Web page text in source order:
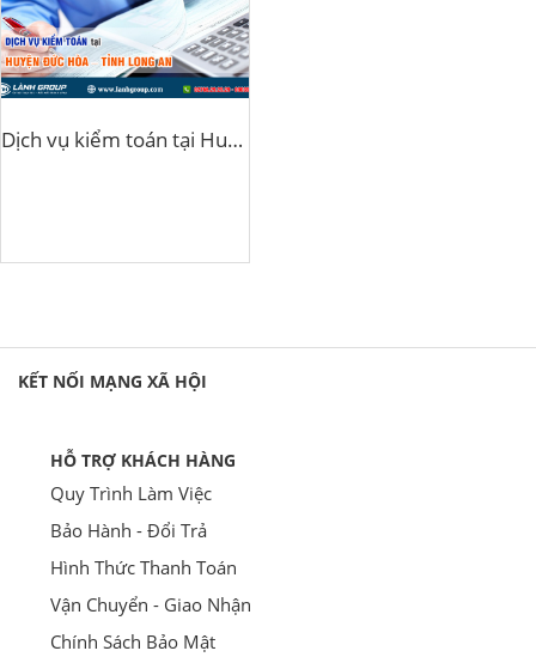
Dịch vụ kiểm toán tại Huyện Đức Hòa, Long An
KẾT NỐI MẠNG XÃ HỘI
HỖ TRỢ KHÁCH HÀNG
Quy Trình Làm Việc
Bảo Hành - Đổi Trả
Hình Thức Thanh Toán
Vận Chuyển - Giao Nhận
Chính Sách Bảo Mật